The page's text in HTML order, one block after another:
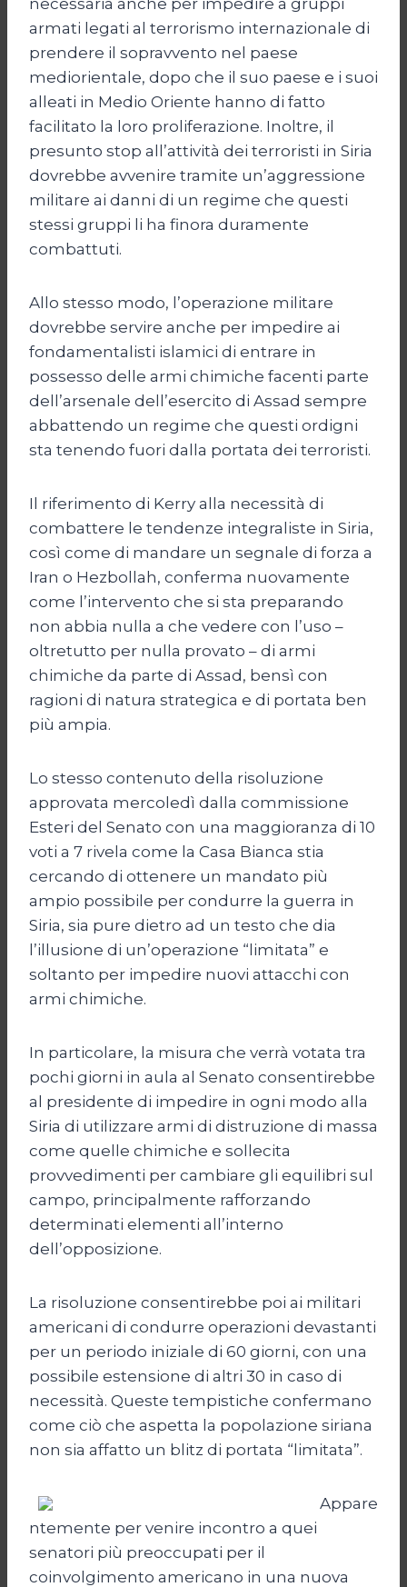
armati legati al terrorismo internazionale di
prendere il sopravvento nel paese
mediorientale, dopo che il suo paese e i suoi
alleati in Medio Oriente hanno di fatto
facilitato la loro proliferazione. Inoltre, il
presunto stop all’attività dei terroristi in Siria
dovrebbe avvenire tramite un’aggressione
militare ai danni di un regime che questi
stessi gruppi li ha finora duramente
combattuti.
Allo stesso modo, l’operazione militare
dovrebbe servire anche per impedire ai
fondamentalisti islamici di entrare in
possesso delle armi chimiche facenti parte
dell’arsenale dell’esercito di Assad sempre
abbattendo un regime che questi ordigni
sta tenendo fuori dalla portata dei terroristi.
Il riferimento di Kerry alla necessità di
combattere le tendenze integraliste in Siria,
così come di mandare un segnale di forza a
Iran o Hezbollah, conferma nuovamente
come l’intervento che si sta preparando
non abbia nulla a che vedere con l’uso –
oltretutto per nulla provato – di armi
chimiche da parte di Assad, bensì con
ragioni di natura strategica e di portata ben
più ampia.
Lo stesso contenuto della risoluzione
approvata mercoledì dalla commissione
Esteri del Senato con una maggioranza di 10
voti a 7 rivela come la Casa Bianca stia
cercando di ottenere un mandato più
ampio possibile per condurre la guerra in
Siria, sia pure dietro ad un testo che dia
l’illusione di un’operazione “limitata” e
soltanto per impedire nuovi attacchi con
armi chimiche.
In particolare, la misura che verrà votata tra
pochi giorni in aula al Senato consentirebbe
al presidente di impedire in ogni modo alla
Siria di utilizzare armi di distruzione di massa
come quelle chimiche e sollecita
provvedimenti per cambiare gli equilibri sul
campo, principalmente rafforzando
determinati elementi all’interno
dell’opposizione.
La risoluzione consentirebbe poi ai militari
americani di condurre operazioni devastanti
per un periodo iniziale di 60 giorni, con una
possibile estensione di altri 30 in caso di
necessità. Queste tempistiche confermano
come ciò che aspetta la popolazione siriana
non sia affatto un blitz di portata “limitata”.
Appare
ntemente per venire incontro a quei
senatori più preoccupati per il
coinvolgimento americano in una nuova